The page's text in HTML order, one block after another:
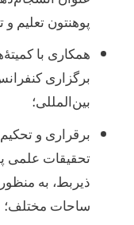
پوهنتون تعلیم و
همکاری با
برگزاری
بین‌المللی؛
برقراری و
تحقیقات علمی
ذیربط، به
ساحات مختلف؛